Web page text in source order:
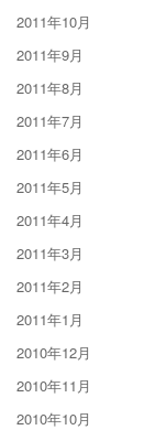
2011年10月
2011年9月
2011年8月
2011年7月
2011年6月
2011年5月
2011年4月
2011年3月
2011年2月
2011年1月
2010年12月
2010年11月
2010年10月